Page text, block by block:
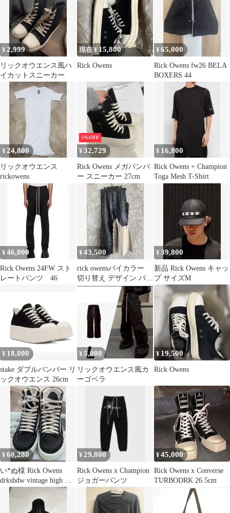
¥ 2,999
リックオウエンス風ハ
イカットスニーカー
現在 ¥ 15,800
Rick Owens
¥65,000
Rick Owens fw26 BELA
BOXERS 44
¥24,800
リックオウエンス
rickowens
5%OFF
¥32,729
Rick Owens メガバンパ
ー スニーカー 27cm
¥ 16,800
Rick Owens + Champion
Toga Mesh T-Shirt
¥46,000
Rick Owens 24FW スト
レートパンツ 46
¥43,500
rick owensバイカラー
切り替え デザイン パン
ツ ブラック ベージュ
¥39,800
新品 Rick Owens キャッ
プ サイズM
¥ 18,000
stake ダブルバンパー リ
ックオウエンス 26cm
¥ 5,000
リックオウエンス風カ
ーゴベラ
¥ 19,500
Rick Owens
¥60,280
い*ぬ様 Rick Owens
drkshdw vintage high ス
ニー
¥ 29,800
Rick Owens x Champion
ジョガーパンツ
¥45,000
Rick Owens x Converse
TURBODRK 26.5cm